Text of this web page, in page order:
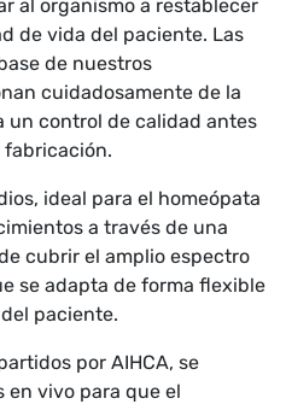
al organismo a restablecer
de vida del paciente. Las
de nuestros
cuidadosamente de la
un control de calidad antes
fabricación.
ideal para el homeópata
a través de una
cubrir el amplio espectro
se adapta de forma flexible
paciente.
por AIHCA, se
en vivo para que el